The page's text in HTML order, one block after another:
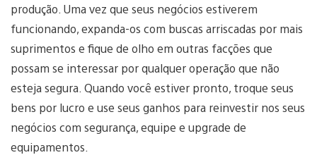
produção. Uma vez que seus negócios estiverem
funcionando, expanda-os com buscas arriscadas por mais
suprimentos e fique de olho em outras facções que
possam se interessar por qualquer operação que não
esteja segura. Quando você estiver pronto, troque seus
bens por lucro e use seus ganhos para reinvestir nos seus
negócios com segurança, equipe e upgrade de
equipamentos.